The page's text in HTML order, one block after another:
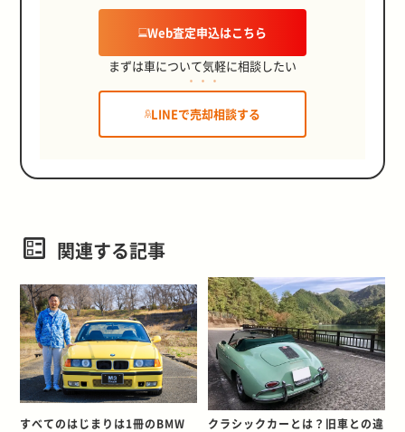
Web査定申込はこちら
まずは車について気軽に相談したい
LINEで売却相談する
関連する記事
すべてのはじまりは1冊のBMW
クラシックカーとは？旧車との違